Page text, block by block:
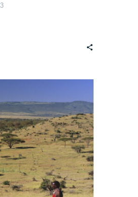
in
Laikipia
District